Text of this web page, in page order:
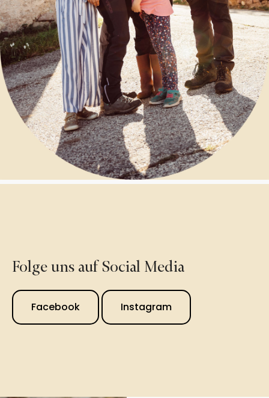
Folge uns auf Social Media
Facebook Instagram